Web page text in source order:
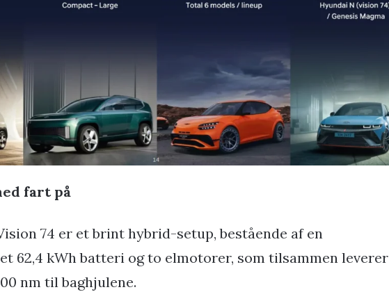
fart på
74 er et brint hybrid-setup, bestående af en
62,4 kWh batteri og to elmotorer, som tilsammen leverer
nm til baghjulene.